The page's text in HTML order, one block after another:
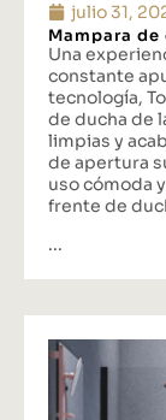
julio 31,
Mampara
Una
constante
tecnología,
de ducha de
limpias y
de apertura
uso cómoda
frente de
...